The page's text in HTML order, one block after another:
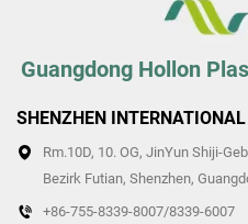
Guangdong Hollon
SHENZHEN
Rm.10D, 10. OG, JinYun Shiji-
Bezirk Futian, Shenzhen,
+86-755-8339-8007/8339-6007